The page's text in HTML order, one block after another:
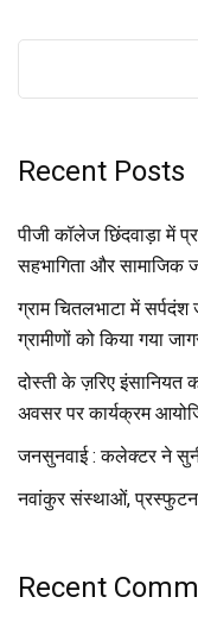
Recent Posts
पीजी कॉलेज छिंदवाड़ा में
सहभागिता और सामाजिक
ग्राम चितलभाटा में
ग्रामीणों को किया गया
दोस्ती के ज़रिए इंसानियत
अवसर पर कार्यक्रम
जनसुनवाई : कलेक्टर ने
नवांकुर संस्थाओं, प्रस्फुटन
Recent